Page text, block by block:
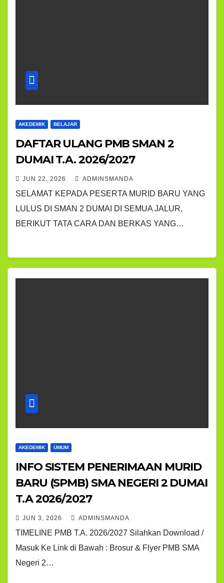
AKEDEMIK BELAJAR
DAFTAR ULANG PMB SMAN 2
DUMAI T.A. 2026/2027
JUN 22, 2026 ADMINSMANDA
SELAMAT KEPADA PESERTA MURID BARU YANG
LULUS DI SMAN 2 DUMAI DI SEMUA JALUR,
BERIKUT TATA CARA DAN BERKAS YANG…
AKEDEMIK UMUM
INFO SISTEM PENERIMAAN MURID
BARU (SPMB) SMA NEGERI 2 DUMAI
T.A 2026/2027
JUN 3, 2026 ADMINSMANDA
TIMELINE PMB T.A. 2026/2027 Silahkan Download /
Masuk Ke Link di Bawah : Brosur & Flyer PMB SMA
Negeri 2…